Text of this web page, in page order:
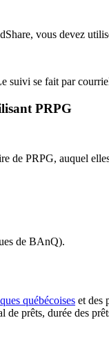
vous devez
suivi se fait par
PRPG
PRPG, auquel
de BAnQ).
québécoises et des
prêts, durée des